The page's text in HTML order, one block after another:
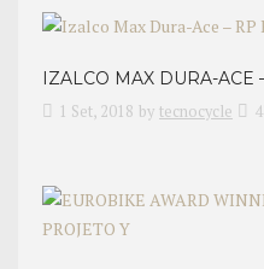
IZALCO MAX DURA-ACE
1 Set, 2018 by tecnocycle